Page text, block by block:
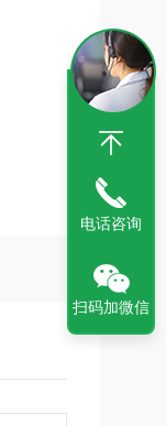
电话咨询
扫码加微信